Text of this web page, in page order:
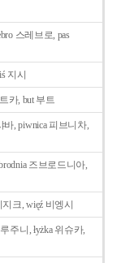
스레브로, pas
지시
카, but 부트
바, piwnica 피브니차,
즈브로드니아,
크, więź 비엥시
주니, łyżka 위슈카,